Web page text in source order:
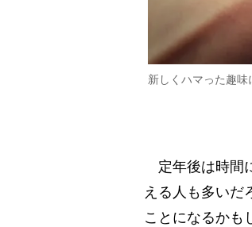
新しくハマった趣
定年後は時間
える人も多いだ
ことになるかも